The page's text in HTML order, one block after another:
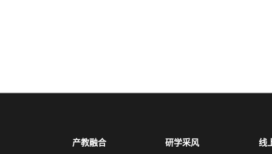
产教融合 研学采风 线